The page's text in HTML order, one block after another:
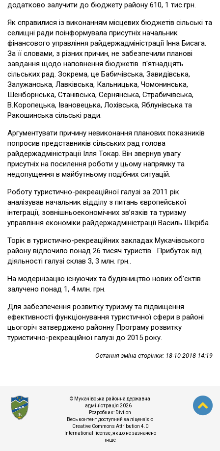
додатково залучити до бюджету району 610, 1 тис.грн.
Як справилися із виконанням місцевих бюджетів сільські та
селищні ради поінформувала присутніх начальник
фінансового управління райдержадміністрації Інна Бисага.
За її словами, з різних причин, не забезпечили планові
завдання щодо наповнення бюджетів п'ятнадцять
сільських рад. Зокрема, це Бабичівська, Завидівська,
Залужанська, Лавківська, Кальницька, Чомонинська,
Шенборнська, Станівська, Сернянська, Страбичівська,
В.Коропецька, Івановецька, Лохівська, Яблунівська та
Ракошинська сільські ради.
Аргументувати причину невиконання планових показників
попросив представників сільських рад голова
райдержадміністрації Ілля Токар. Він звернув увагу
присутніх на посилення роботи у цьому напрямку та
недопущення в майбутньому подібних ситуацій.
Роботу туристично-рекреаційної галузі за 2011 рік
аналізував начальник відділу з питань європейської
інтеграції, зовнішньоекономічних зв’язків та туризму
управління економіки райдержадміністрації Василь Шкріба.
Торік в туристично-рекреаційних закладах Мукачівського
району відпочило понад 26 тисяч туристів. Прибуток від
діяльності галузі склав 3, 3 млн. грн..
На модернізацію існуючих та будівництво нових об’єктів
залучено понад 1, 4 млн. грн.
Для забезпечення розвитку туризму та підвищення
ефективності функціонування туристичної сфери в районі
цьогоріч затверджено районну Програму розвитку
туристично-рекреаційної галузі до 2015 року.
Остання зміна сторінки: 18-10-2018 14:19
© Мукачівська районна державна
адміністрація 2026
Розробник: Divilon
Весь контент доступний за ліцензією
Creative Commons Attribution 4.0
International license, якщо не зазначено
інше